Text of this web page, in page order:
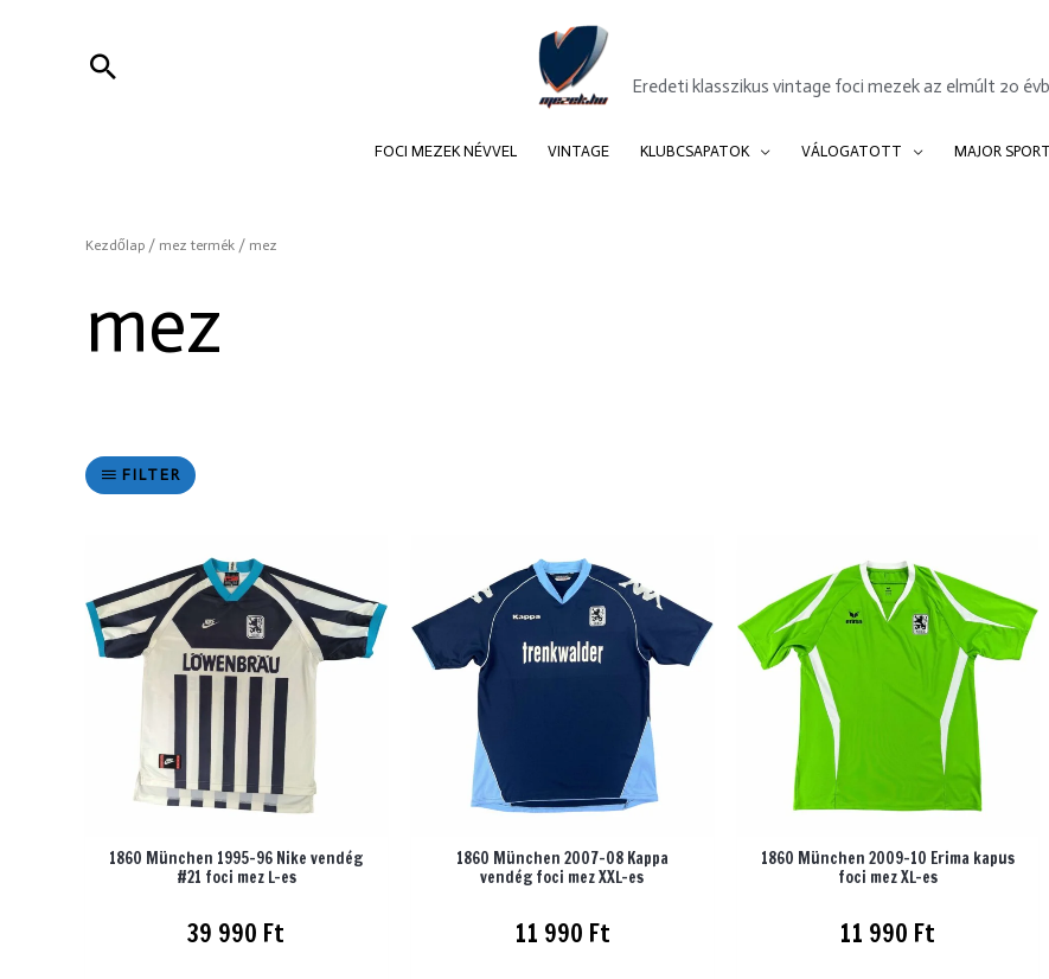
Search Eredeti klasszikus vintage foci mezek az elmúlt 20
FOCI MEZEK NÉVVEL VINTAGE KLUBCSAPATOK VÁLOGATOTT MAJOR
Kezdőlap / mez termék / mez
mez
FILTER
1860 München 1995-96 Nike vendég
#21 foci mez L-es
39 990 Ft
1860 München 2007-08 Kappa
vendég foci mez XXL-es
11 990 Ft
1860 München 2009-10 Erima kapus
foci mez XL-es
11 990 Ft